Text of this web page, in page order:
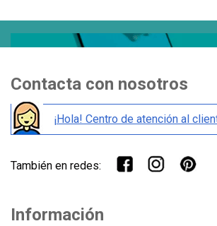
Contacta con nosotros
¡Hola! Centro de atención al
También en redes:
Información